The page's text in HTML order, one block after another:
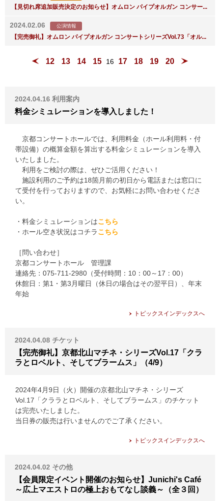
【見切れ席追加販売決定のお知らせ】オムロン パイプオルガン コンサー...
2024.02.06 公演情報
【完売御礼】オムロン パイプオルガン コンサートシリーズVol.73「オル...
12 13 14 15 16 17 18 19 20
2024.04.16 利用案内
料金シミュレーションを導入しました！
京都コンサートホールでは、利用料金（ホール利用料・付
帯設備）の概算金額を算出する料金シミュレーションを導入
いたしました。
利用をご検討の際は、ぜひご活用ください！
施設利用のご予約は18箇月前の初日から電話または窓口に
て受付を行っておりますので、お気軽にお問い合わせくださ
い。
・料金シミュレーションはこちら
・ホール空き状況はコチラこちら
［問い合わせ］
京都コンサートホール 管理課
連絡先：075-711-2980（受付時間：10：00～17：00）
休館日：第1・第3月曜日（休日の場合はその翌平日）、年末
年始
トピックスインデックスへ
2024.04.08 チケット
【完売御礼】京都北山マチネ・シリーズVol.17「クラ
ラとロベルト、そしてブラームス」（4/9）
2024年4月9日（火）開催の京都北山マチネ・シリーズ
Vol.17「クララとロベルト、そしてブラームス」のチケット
は完売いたしました。
当日券の販売は行いませんのでご了承ください。
トピックスインデックスへ
2024.04.02 その他
【会員限定イベント開催のお知らせ】Junichi's Café
～広上マエストロの極上おもてなし談義～（全３回）